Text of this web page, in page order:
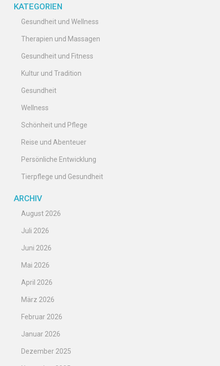
KATEGORIEN
Gesundheit und Wellness
Therapien und Massagen
Gesundheit und Fitness
Kultur und Tradition
Gesundheit
Wellness
Schönheit und Pflege
Reise und Abenteuer
Persönliche Entwicklung
Tierpflege und Gesundheit
ARCHIV
August 2026
Juli 2026
Juni 2026
Mai 2026
April 2026
März 2026
Februar 2026
Januar 2026
Dezember 2025